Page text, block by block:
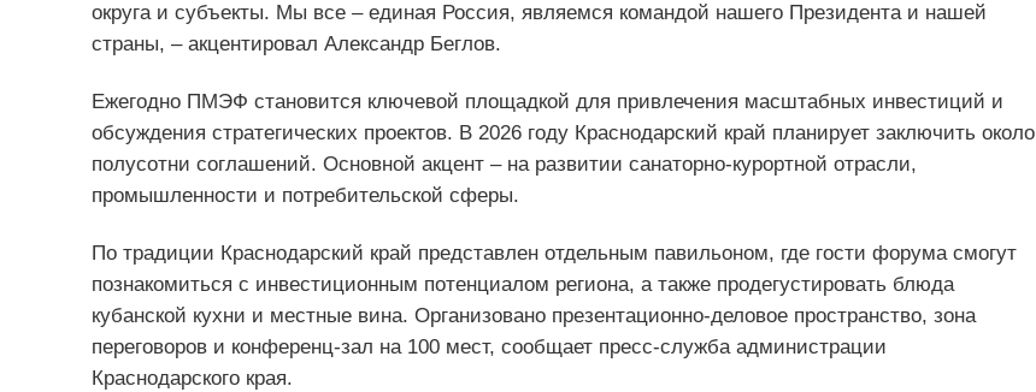
округа и субъекты. Мы все – единая Россия, являемся командой нашего Президента и нашей
страны, – акцентировал Александр Беглов.
Ежегодно ПМЭФ становится ключевой площадкой для привлечения масштабных инвестиций и
обсуждения стратегических проектов. В 2026 году Краснодарский край планирует заключить около
полусотни соглашений. Основной акцент – на развитии санаторно-курортной отрасли,
промышленности и потребительской сферы.
По традиции Краснодарский край представлен отдельным павильоном, где гости форума смогут
познакомиться с инвестиционным потенциалом региона, а также продегустировать блюда
кубанской кухни и местные вина. Организовано презентационно-деловое пространство, зона
переговоров и конференц-зал на 100 мест, сообщает пресс-служба администрации
Краснодарского края.